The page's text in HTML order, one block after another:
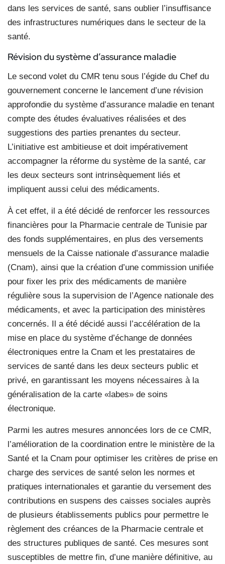
dans les services de santé, sans oublier l’insuffisance
des infrastructures numériques dans le secteur de la
santé.
Révision du systèmed’assurance maladie
Le second volet du CMR tenu sous l’égide du Chef du
gouvernement concerne le lancement d’une révision
approfondie du système d’assurance maladie en tenant
compte des études évaluatives réalisées et des
suggestions des parties prenantes du secteur.
L’initiative est ambitieuse et doit impérativement
accompagner la réforme du système de la santé, car
les deux secteurs sont intrinsèquement liés et
impliquent aussi celui des médicaments.
À cet effet, il a été décidé de renforcer les ressources
financières pour la Pharmacie centrale de Tunisie par
des fonds supplémentaires, en plus des versements
mensuels de la Caisse nationale d’assurance maladie
(Cnam), ainsi que la création d’une commission unifiée
pour fixer les prix des médicaments de manière
régulière sous la supervision de l’Agence nationale des
médicaments, et avec la participation des ministères
concernés. Il a été décidé aussi l’accélération de la
mise en place du système d’échange de données
électroniques entre la Cnam et les prestataires de
services de santé dans les deux secteurs public et
privé, en garantissant les moyens nécessaires à la
généralisation de la carte «labes» de soins
électronique.
Parmi les autres mesures annoncées lors de ce CMR,
l’amélioration de la coordination entre le ministère de la
Santé et la Cnam pour optimiser les critères de prise en
charge des services de santé selon les normes et
pratiques internationales et garantie du versement des
contributions en suspens des caisses sociales auprès
de plusieurs établissements publics pour permettre le
règlement des créances de la Pharmacie centrale et
des structures publiques de santé. Ces mesures sont
susceptibles de mettre fin, d’une manière définitive, au